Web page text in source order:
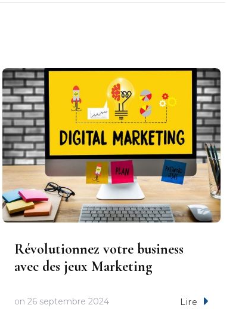
Révolutionnez votre business
avec des jeux Marketing
on 26 septembre 2024 Lire